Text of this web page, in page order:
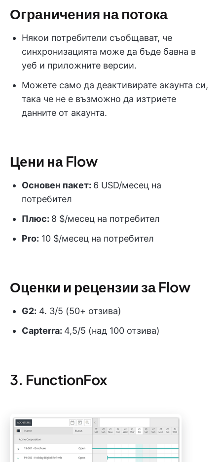
Ограничения на потока
Някои потребители съобщават, че
синхронизацията може да бъде бавна в
уеб и приложните версии.
Можете само да деактивирате акаунта си,
така че не е възможно да изтриете
данните от акаунта.
Цени на Flow
Основен пакет: 6 USD/месец на
потребител
Плюс: 8 $/месец на потребител
Pro: 10 $/месец на потребител
Оценки и рецензии за Flow
G2: 4. 3/5 (50+ отзива)
Capterra: 4,5/5 (над 100 отзива)
3. FunctionFox